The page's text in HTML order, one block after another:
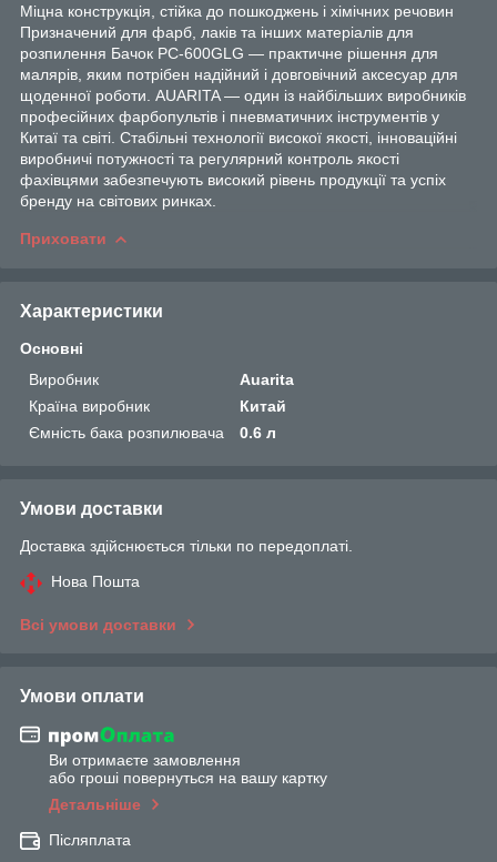
Міцна конструкція, стійка до пошкоджень і хімічних речовин
Призначений для фарб, лаків та інших матеріалів для
розпилення Бачок PC-600GLG — практичне рішення для
малярів, яким потрібен надійний і довговічний аксесуар для
щоденної роботи. AUARITA — один із найбільших виробників
професійних фарбопультів і пневматичних інструментів у
Китаї та світі. Стабільні технології високої якості, інноваційні
виробничі потужності та регулярний контроль якості
фахівцями забезпечують високий рівень продукції та успіх
бренду на світових ринках.
Приховати
Характеристики
Основні
Виробник
Auarita
Країна виробник
Китай
Ємність бака розпилювача
0.6 л
Умови доставки
Доставка здійснюється тільки по передоплаті.
Нова Пошта
Всі умови доставки
Умови оплати
Ви отримаєте замовлення
або гроші повернуться на вашу картку
Детальніше
Післяплата